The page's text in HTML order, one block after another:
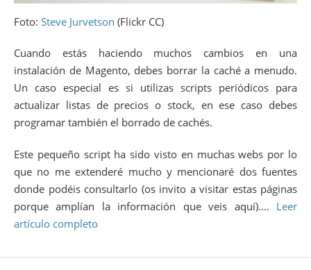
Foto: Steve Jurvetson (Flickr CC)
Cuando estás haciendo muchos cambios en una
instalación de Magento, debes borrar la caché a menudo.
Un caso especial es si utilizas scripts periódicos para
actualizar listas de precios o stock, en ese caso debes
programar también el borrado de cachés.
Este pequeño script ha sido visto en muchas webs por lo
que no me extenderé mucho y mencionaré dos fuentes
donde podéis consultarlo (os invito a visitar estas páginas
porque amplían la información que veis aquí).… Leer
artículo completo